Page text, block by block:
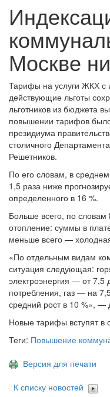
Москве
Тарифы на услуги ЖКХ с
действующие льготы
льготников из бюджета
повышении тарифов
президиума
столичного
Решетников.
По его словам, в
1,5 раза ниже
определенного в 16 %.
Больше всего, по словам
отопление: суммы в
меньше всего —
«По отдельным видам
ситуация следующая:
электроэнергия — от 7,5
потребления, газ — на
средний рост в 10 %», —
Новые тарифы вступят в
Теги: Повышение
Версия для печати
К списку новостей